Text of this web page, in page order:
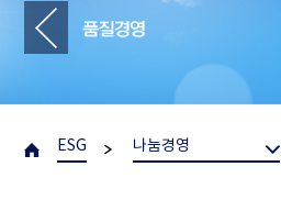
ESG 나눔경영